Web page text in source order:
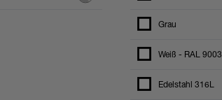
Grau
Weiß - RAL 9003
Edelstahl 316L